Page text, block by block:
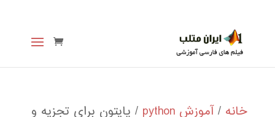
خانه /آموزش python
/ پایتون برای تجزیه و